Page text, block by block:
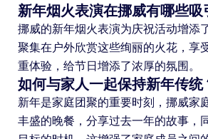
新年烟火表演在挪威有哪些吸
挪威的新年烟火表演为庆祝活动增添
聚集在户外欣赏这些绚丽的火花，享
重体验，给节日增添了浓厚的氛围。
如何与家人一起保持新年传统
新年是家庭团聚的重要时刻，挪威家
丰盛的晚餐，分享过去一年的故事，